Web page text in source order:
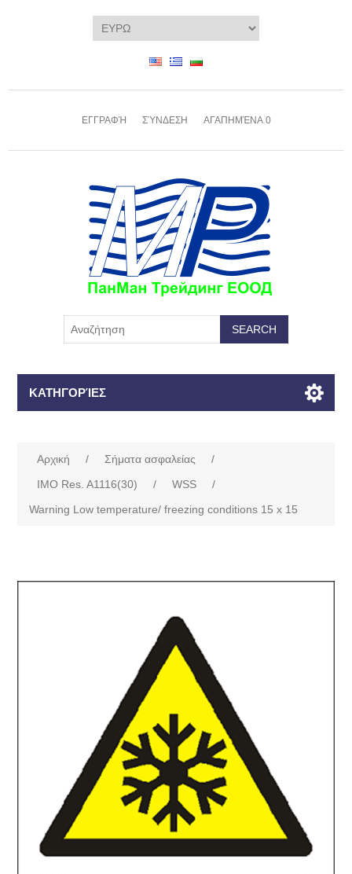
ΕΓΓΡΑΦΉ ΣΎΝΔΕΣΗ ΑΓΑΠΗΜΈΝΑ 0
ΚΑΤΗΓΟΡΊΕΣ
Αρχική / Σήματα ασφαλείας
/
IMO Res. A1116(30)
/ WSS
/
Warning Low temperature/ freezing conditions 15 x 15